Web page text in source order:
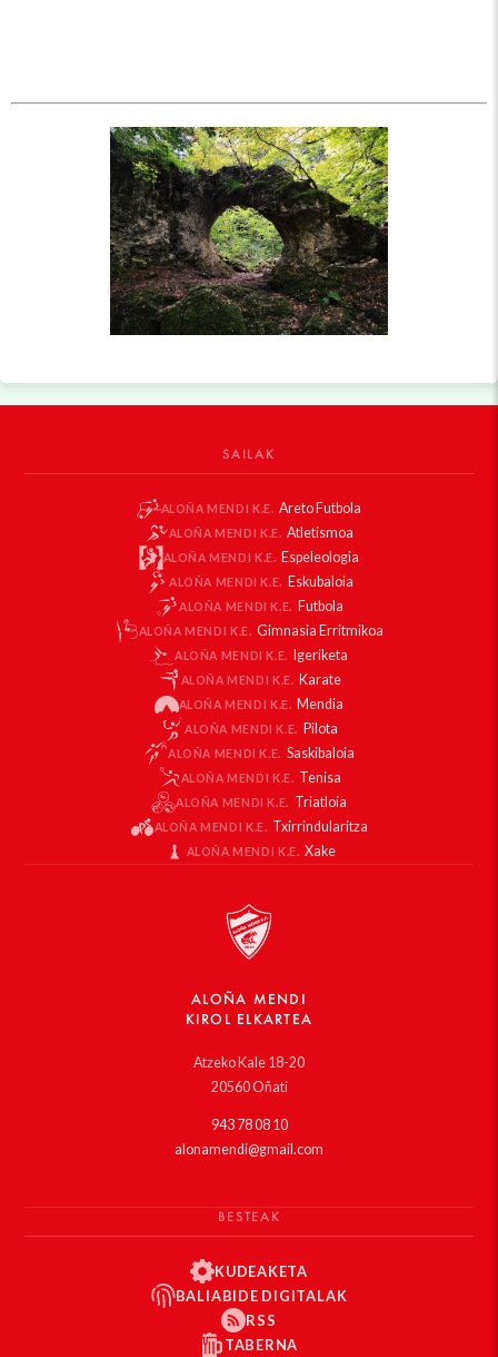
SAILAK
ALOÑA MENDI K.E. Areto Futbola
ALOÑA MENDI K.E. Atletismoa
ALOÑA MENDI K.E. Espeleologia
ALOÑA MENDI K.E. Eskubaloia
ALOÑA MENDI K.E. Futbola
ALOÑA MENDI K.E. Gimnasia Erritmikoa
ALOÑA MENDI K.E. Igeriketa
ALOÑA MENDI K.E. Karate
ALOÑA MENDI K.E. Mendia
ALOÑA MENDI K.E. Pilota
ALOÑA MENDI K.E. Saskibaloia
ALOÑA MENDI K.E. Tenisa
ALOÑA MENDI K.E. Triatloia
ALOÑA MENDI K.E. Txirrindularitza
ALOÑA MENDI K.E. Xake
ALOÑA MENDI
KIROL ELKARTEA
Atzeko Kale 18-20
20560 Oñati
943 78 08 10
alonamendi@gmail.com
BESTEAK
KUDEAKETA
BALIABIDE DIGITALAK
RSS
TABERNA